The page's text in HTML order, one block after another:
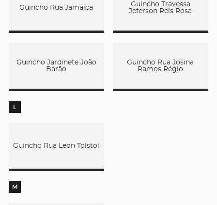
Guincho Rua Jamaica
Guincho Travessa
Jeferson Reis Rosa
Guincho Jardinete João
Barão
Guincho Rua Josina
Ramos Régio
L
Guincho Rua Leon Tolstoi
M